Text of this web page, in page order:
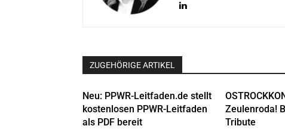
ZUGEHÖRIGE ARTIKEL
Neu: PPWR-Leitfaden.de stellt
kostenlosen PPWR-Leitfaden
als PDF bereit
Zeulenroda!
Tribute